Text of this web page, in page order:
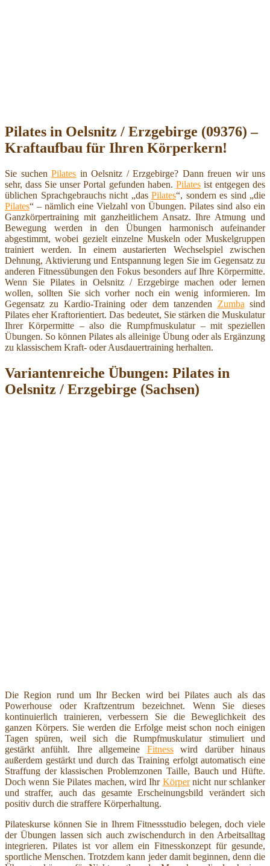
Pilates in Oelsnitz / Erzgebirge (09376) –
Kraftaufbau für Ihren Körperkern!
Sie suchen Pilates in Oelsnitz / Erzgebirge? Dann freuen wir uns
sehr, dass Sie unser Portal gefunden haben. Pilatesist entgegen des
üblichen Sprachgebrauchs nicht „das Pilates“, sondern es sind „die
Pilates“ – nämlich eine Vielzahl von Übungen. Pilates sind also ein
Ganzkörpertraining mit ganzheitlichem Ansatz. Ihre Atmung und
Bewegung werden in den Übungen harmonisch aufeinander
abgestimmt, wobei gezielt einzelne Muskeln oder Muskelgruppen
trainiert werden. In einem austarierten Wechselspiel zwischen
Dehnung, Aktivierung und Entspannung legen Sie im Gegensatz zu
anderen Fitnessübungen den Fokus besonders auf Ihre Körpermitte.
Wenn Sie Pilates in Oelsnitz / Erzgebirge machen oder lernen
wollen, sollten Sie sich vorher noch ein wenig informieren. Im
Gegensatz zu Kardio-Training oder dem tanzenden Zumba sind
Pilates eher Kraftorientiert. Das bedeutet, Sie stärken die Muskulatur
Ihrer Körpermitte – also die Rumpfmuskulatur – mit speziellen
Übungen. So können Pilates als alleinige Übung oder als Ergänzung
zu klassischem Kraft- oder Ausdauertraining herhalten.
Variantenreiche Übungen: Pilates in
Oelsnitz / Erzgebirge (Sachsen)
Die Region rund um Ihr Becken wird bei Pilates auch als das
Powerhouse oder Kraftzentrum bezeichnet. Wenn Sie dieses
kontinuierlich trainieren, verbessern Sie die Beweglichkeit des
ganzen Körpers. Sie werden die Erfolge meist schon noch einigen
Tagen spüren, weil sich die Rumpfmuskulatur stimuliert und
gestärkt anfühlt. Ihre allgemeine Fitnesswird darüber hinaus
außerdem gestärkt und durch das Training erfolgt automatisch eine
Straffung der klassischen Problemzonen Taille, Bauch und Hüfte.
Doch wenn Sie Pilates machen, wird Ihr Körpernicht nur schlanker
und straffer, auch das gesamte Erscheinungsbild verändert sich
positiv durch die straffere Körperhaltung.
Pilateskurse können Sie in Ihrem Fitnessstudio belegen, doch viele
der Übungen lassen sich auch zwischendurch in den Arbeitsalltag
integrieren. Pilates ist vor allem ein Fitnesskonzept für gesunde,
sportliche Menschen. Trotzdem kann jeder damit beginnen, denn die